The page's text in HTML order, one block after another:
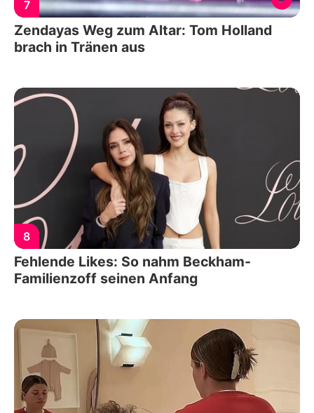
7
Zendayas Weg zum Altar: Tom Holland
brach in Tränen aus
8
Fehlende Likes: So nahm Beckham-
Familienzoff seinen Anfang